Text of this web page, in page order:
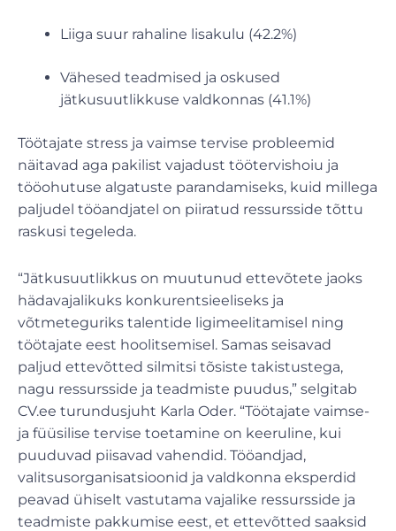
Liiga suur rahaline lisakulu (42.2%)
Vähesed teadmised ja oskused
jätkusuutlikkuse valdkonnas (41.1%)
Töötajate stress ja vaimse tervise probleemid
näitavad aga pakilist vajadust töötervishoiu ja
tööohutuse algatuste parandamiseks, kuid millega
paljudel tööandjatel on piiratud ressursside tõttu
raskusi tegeleda.
“Jätkusuutlikkus on muutunud ettevõtete jaoks
hädavajalikuks konkurentsieeliseks ja
võtmeteguriks talentide ligimeelitamisel ning
töötajate eest hoolitsemisel. Samas seisavad
paljud ettevõtted silmitsi tõsiste takistustega,
nagu ressursside ja teadmiste puudus,” selgitab
CV.ee turundusjuht Karla Oder. “Töötajate vaimse-
ja füüsilise tervise toetamine on keeruline, kui
puuduvad piisavad vahendid. Tööandjad,
valitsusorganisatsioonid ja valdkonna eksperdid
peavad ühiselt vastutama vajalike ressursside ja
teadmiste pakkumise eest, et ettevõtted saaksid